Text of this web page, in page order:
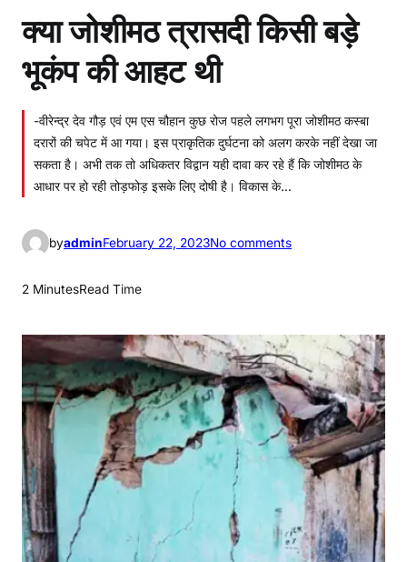
क्या जोशीमठ त्रासदी किसी बड़े
भूकंप की आहट थी
-वीरेन्द्र देव गौड़ एवं एम एस चौहान कुछ रोज पहले लगभग पूरा जोशीमठ कस्बा
दरारों की चपेट में आ गया। इस प्राकृतिक दुर्घटना को अलग करके नहीं देखा जा
सकता है। अभी तक तो अधिकतर विद्वान यही दावा कर रहे हैं कि जोशीमठ के
आधार पर हो रही तोड़फोड़ इसके लिए दोषी है। विकास के…
byadminFebruary 22, 2023No commentso
म
ठ
त्रा
स
दी
कि
ब
ड़े
भू
2 MinutesRead Time